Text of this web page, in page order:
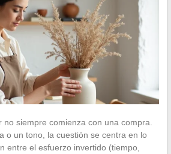
siempre comienza con una compra.
o un tono, la cuestión se centra en lo
entre el esfuerzo invertido (tiempo,